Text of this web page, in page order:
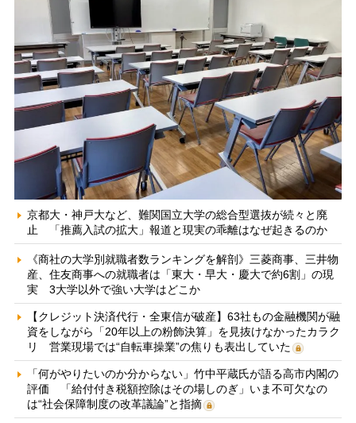
京都大・神戸大など、難関国立大学の総合型選抜が続々と廃
止 「推薦入試の拡大」報道と現実の乖離はなぜ起きるのか
《商社の大学別就職者数ランキングを解剖》三菱商事、三井物
産、住友商事への就職者は「東大・早大・慶大で約6割」の現
実 3大学以外で強い大学はどこか
【クレジット決済代行・全東信が破産】63社もの金融機関が融
資をしながら「20年以上の粉飾決算」を見抜けなかったカラク
リ 営業現場では“自転車操業”の焦りも表出していた
「何がやりたいのか分からない」竹中平蔵氏が語る高市内閣の
評価 「給付付き税額控除はその場しのぎ」いま不可欠なの
は“社会保障制度の改革議論”と指摘